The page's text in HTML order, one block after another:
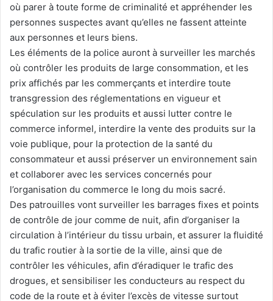
où parer à toute forme de criminalité et appréhender les
personnes suspectes avant qu’elles ne fassent atteinte
aux personnes et leurs biens.
Les éléments de la police auront à surveiller les marchés
où contrôler les produits de large consommation, et les
prix affichés par les commerçants et interdire toute
transgression des réglementations en vigueur et
spéculation sur les produits et aussi lutter contre le
commerce informel, interdire la vente des produits sur la
voie publique, pour la protection de la santé du
consommateur et aussi préserver un environnement sain
et collaborer avec les services concernés pour
l’organisation du commerce le long du mois sacré.
Des patrouilles vont surveiller les barrages fixes et points
de contrôle de jour comme de nuit, afin d’organiser la
circulation à l’intérieur du tissu urbain, et assurer la fluidité
du trafic routier à la sortie de la ville, ainsi que de
contrôler les véhicules, afin d’éradiquer le trafic des
drogues, et sensibiliser les conducteurs au respect du
code de la route et à éviter l’excès de vitesse surtout